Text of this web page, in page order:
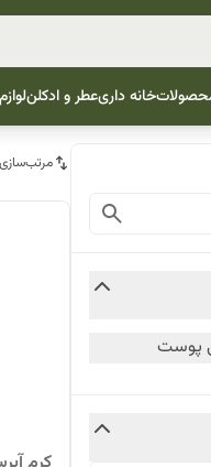
خانه داریعطر و ادکلن
پوست